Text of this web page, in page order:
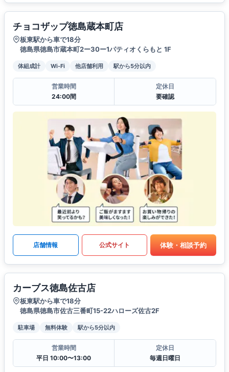
チョコザップ徳島蔵本町店
板東駅から車で18分
徳島県徳島市蔵本町2ー30ー1パティオくらもと 1F
体組成計 Wi-Fi 他店舗利用 駅から5分以内
営業時間
24:00間
定休日
要確認
店舗情報 公式サイト 体験・相談予約
カーブス徳島佐古店
板東駅から車で18分
徳島県徳島市佐古三番町15-22ハローズ佐古2F
駐車場 無料体験 駅から5分以内
営業時間
平日 10:00〜13:00
定休日
毎週日曜日